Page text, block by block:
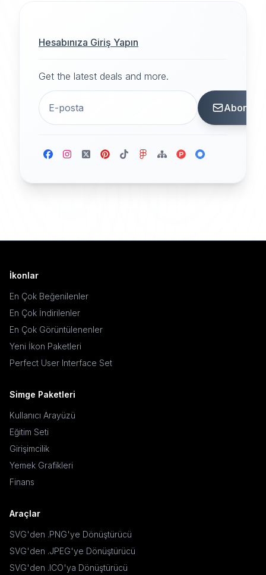
Hesabınıza Giriş Yapın
Get the latest deals and more.
Abone
İkonlar
En Çok Beğenilenler
En Çok İndirilenler
En Çok Görüntülenenler
Yeni İkon Paketleri
Perfect User Interface Set
Simge Paketleri
Kullanıcı Arayüzü
Eğitim Seti
Girişimcilik
Yemek Grafikleri
Finans
Araçlar
SVG'den .PNG'ye Dönüştürücü
SVG'den .JPEG'ye Dönüştürücü
SVG'den .ICO'ya Dönüştürücü